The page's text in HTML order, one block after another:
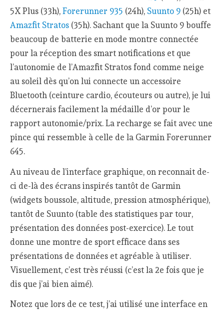
5X Plus (33h),Forerunner 935 (24h), Suunto 9 (25h) et
Amazfit Stratos (35h). Sachant que la Suunto 9 bouffe
beaucoup de batterie en mode montre connectée
pour la réception des smart notifications et que
l’autonomie de l’Amazfit Stratos fond comme neige
au soleil dès qu’on lui connecte un accessoire
Bluetooth (ceinture cardio, écouteurs ou autre), je lui
décernerais facilement la médaille d’or pour le
rapport autonomie/prix. La recharge se fait avec une
pince qui ressemble à celle de la Garmin Forerunner
645.
Au niveau de l’interface graphique, on reconnait de-
ci de-là des écrans inspirés tantôt de Garmin
(widgets boussole, altitude, pression atmosphérique),
tantôt de Suunto (table des statistiques par tour,
présentation des données post-exercice). Le tout
donne une montre de sport efficace dans ses
présentations de données et agréable à utiliser.
Visuellement, c’est très réussi (c’est la 2e fois que je
dis que j’ai bien aimé).
Notez que lors de ce test, j’ai utilisé une interface en